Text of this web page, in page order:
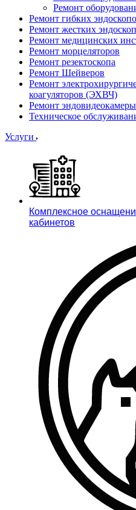
Ремонт
Ремонт гибких
Ремонт жестких
Ремонт медицинских
Ремонт морцеляторов
Ремонт резектоскопа
Ремонт Шейверов
Ремонт
коагуляторов (ЭХВЧ)
Ремонт
Техническое
Услуги
Комплексное
кабинетов